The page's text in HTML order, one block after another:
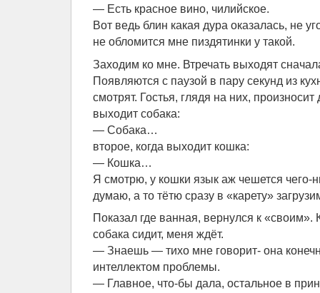
— Есть красное вино, чилийское.
Вот ведь блин какая дура оказалась, не
не обломится мне пиздятинки у такой.
Заходим ко мне. Втречать выходят
Появляются с паузой в пару секунд из
смотрят. Гостья, глядя на них,
выходит собака:
— Собака…
второе, когда выходит кошка:
— Кошка…
Я смотрю, у кошки язык аж чешется чего-
думаю, а то тётю сразу в «карету»
Показал где ванная, вернулся к
собака сидит, меня ждёт.
— Знаешь — тихо мне говорит- она
интеллектом проблемы.
— Главное, что-бы дала, остальное в